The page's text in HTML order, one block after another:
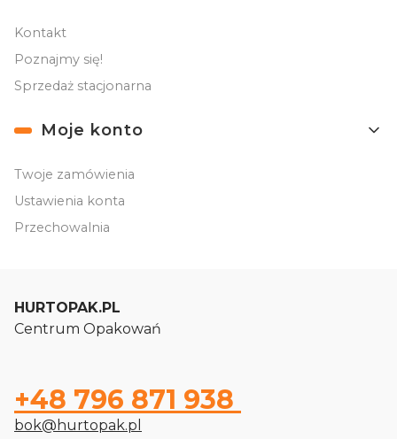
Kontakt
Poznajmy się!
Sprzedaż stacjonarna
Moje konto
Twoje zamówienia
Ustawienia konta
Przechowalnia
HURTOPAK.PL
Centrum Opakowań
+48 796 871 938
bok@hurtopak.pl